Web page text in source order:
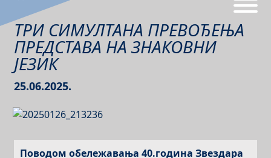
ТРИ СИМУЛТАНА ПРЕВОЂЕЊА
ПРЕДСТАВА НА ЗНАКОВНИ
ЈЕЗИК
25.06.2025.
Поводом обележавања 40.година Звездара